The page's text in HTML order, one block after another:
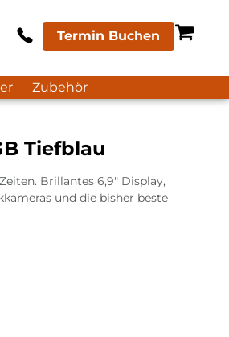
Termin Buchen
Zubehör
Tiefblau
Brillantes 6,9″ Display,
und die bisher beste